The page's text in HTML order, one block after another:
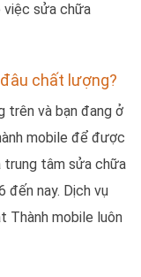
việc sửa chữa
chất lượng?
trên và bạn đang ở
mobile để được
trung tâm sửa chữa
đến nay. Dịch vụ
Thành mobile luôn